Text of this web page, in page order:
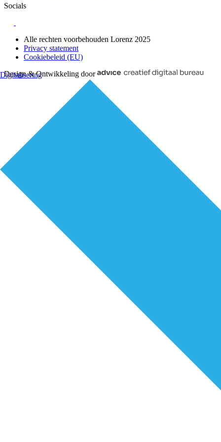
Digitalisering
Socials
Alle rechten voorbehouden Lorenz 2025
Privacy statement
Cookiebeleid (EU)
Design & Ontwikkeling door